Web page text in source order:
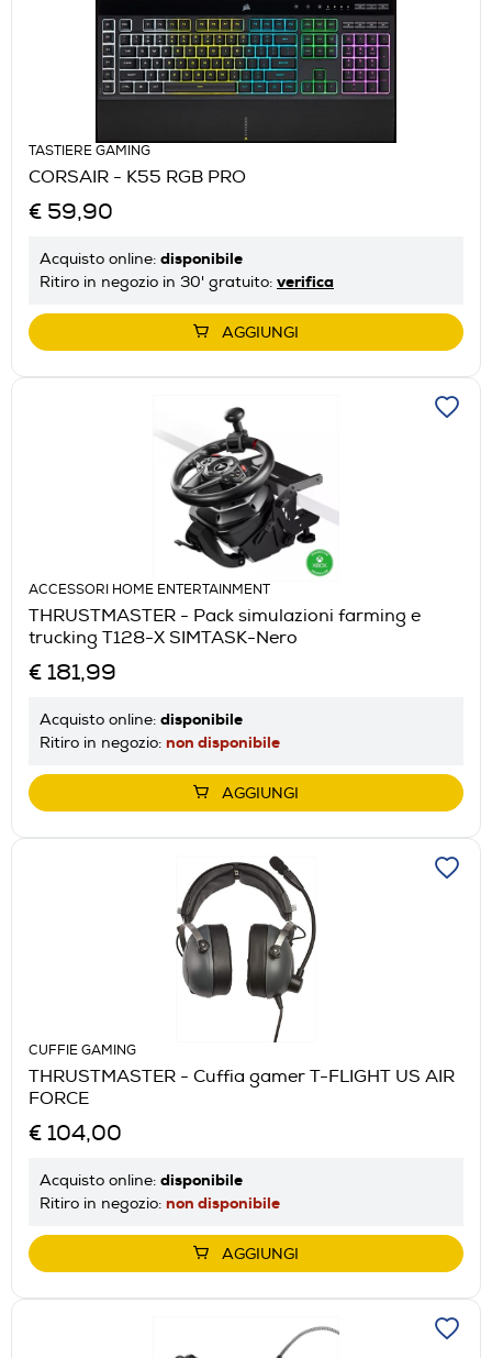
TASTIERE GAMING
CORSAIR - K55 RGB PRO
€ 59,90
Acquisto online: disponibile
Ritiro in negozio in 30' gratuito: verifica
AGGIUNGI
ACCESSORI HOME ENTERTAINMENT
THRUSTMASTER - Pack simulazioni farming e
trucking T128-X SIMTASK-Nero
€ 181,99
Acquisto online: disponibile
Ritiro in negozio: non disponibile
AGGIUNGI
CUFFIE GAMING
THRUSTMASTER - Cuffia gamer T-FLIGHT US AIR
FORCE
€ 104,00
Acquisto online: disponibile
Ritiro in negozio: non disponibile
AGGIUNGI